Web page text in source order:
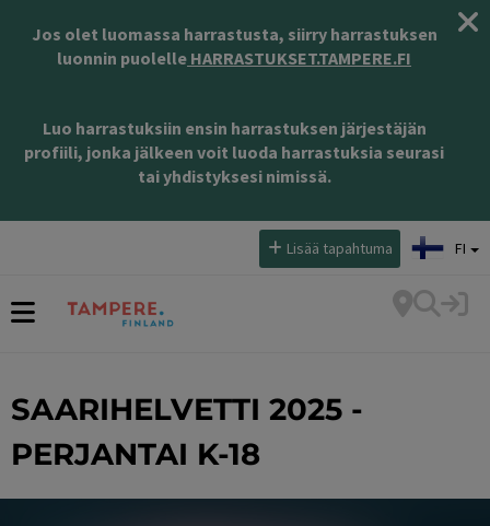
Jos olet luomassa harrastusta, siirry harrastuksen
luonnin puolelle HARRASTUKSET.TAMPERE.FI
Luo harrastuksiin ensin harrastuksen järjestäjän
profiili, jonka jälkeen voit luoda harrastuksia seurasi
tai yhdistyksesi nimissä.
Lisää tapahtuma FI
SAARIHELVETTI 2025 -
PERJANTAI K-18